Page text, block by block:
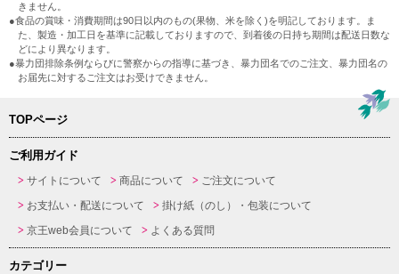
きません。
●食品の賞味・消費期間は90日以内のもの(果物、米を除く)を明記しております。ま
た、製造・加工日を基準に記載しておりますので、到着後の日持ち期間は配送日数な
どにより異なります。
●暴力団排除条例ならびに警察からの指導に基づき、暴力団名でのご注文、暴力団名の
お届先に対するご注文はお受けできません。
TOPページ
ご利用ガイド
サイトについて 商品について
ご注文について
お支払い・配送について
掛け紙（のし）・包装について
京王web会員について
よくある質問
カテゴリー